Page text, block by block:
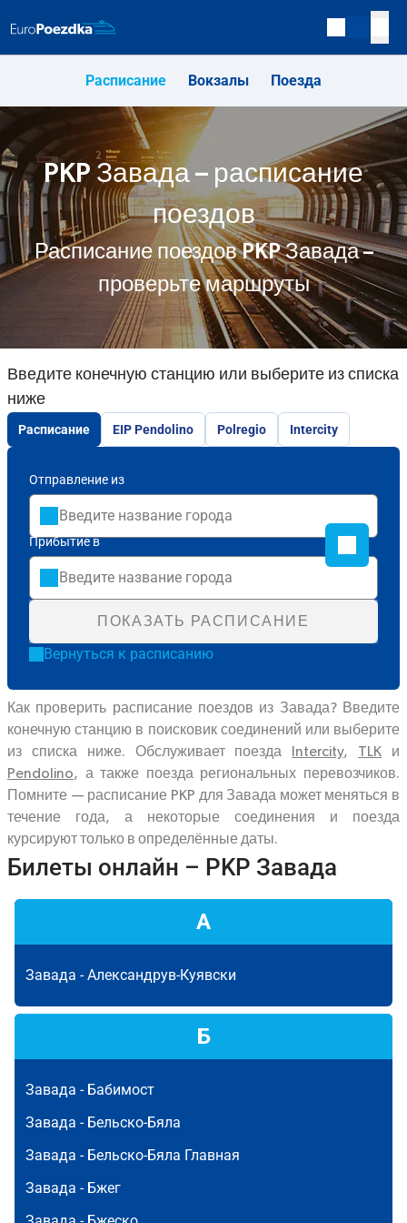
Расписание Вокзалы Поезда
PKP Завада – расписание
поездов
Расписание поездов PKP Завада –
проверьте маршруты
Введите конечную станцию или выберите из списка
ниже
Расписание EIP Pendolino Polregio Intercity
Отправление из
Прибытие в
ПОКАЗАТЬ РАСПИСАНИЕ
Вернуться к расписанию
Как проверить расписание поездов из Завада? Введите
конечную станцию в поисковик соединений или выберите
из списка ниже. Обслуживает поезда
Intercity, TLK и
Pendolino, а также поезда региональных перевозчиков.
Помните — расписание PKP для Завада может меняться в
течение года, а некоторые соединения и поезда
курсируют только в определённые даты.
Билеты онлайн – PKP Завада
А
Завада -Александрув-Куявски
Б
Завада - Бабимост
Завада - Бельско-Бяла
Завада - Бельско-Бяла Главная
Завада - Бжег